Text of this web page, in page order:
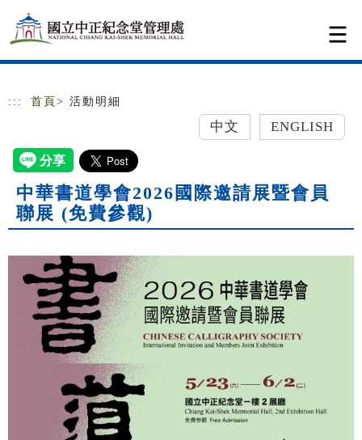
跳到主要內容
網站導覽
::: 首頁 > 活動明細
中文 ENGLISH
中華書道學會2026國際邀請展暨會員
聯展 (免費參觀)